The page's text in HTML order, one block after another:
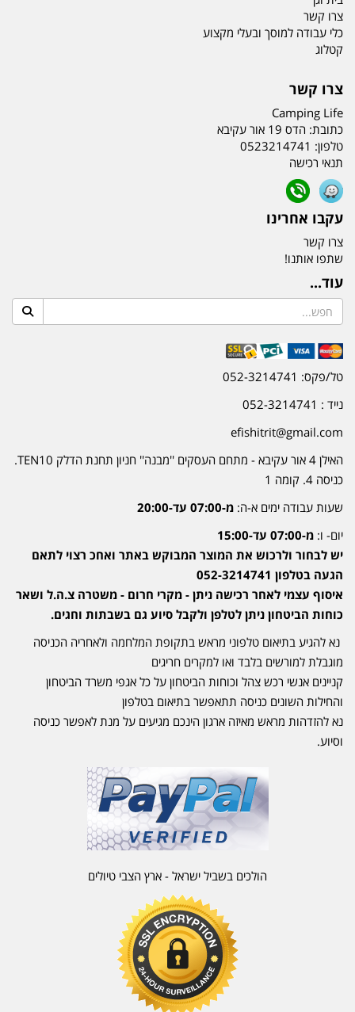
צרו קשר
כלי עבודה למוסך ובעלי מקצוע
קטלוג
צרו קשר
Camping Life
כתובת: הדס 19 אור עקיבא
טלפון: 0523214741
תנאי רכישה
עקבו אחרינו
צרו קשר
שתפו אותנו!
עוד...
טל/פקס: 052-3214741
נייד : 052-3214741
efishitrit@gmail.com
האילן 4 אור עקיבא - מתחם העסקים ''מבנה'' חניון תחנת הדלק TEN10.
כניסה 4. קומה 1
שעות עבודה ימים א-ה: מ-07:00 עד-20:00
יום- ו: מ-07:00 עד-15:00
יש לבחור ולרכוש את המוצר המבוקש באתר ואחכ רצוי לתאם
הגעה בטלפון 052-3214741
איסוף עצמי לאחר רכישה ניתן - מקרי חרום - משטרה צ.ה.ל ושאר
כוחות הביטחון ניתן לטלפן ולקבל סיוע גם בשבתות וחגים.
נא להגיע בתיאום טלפוני מראש בתקופת המלחמה ולאחריה הכניסה
מוגבלת למורשים בלבד ואו למקרים חריגים
קניינים אנשי רכש צהל וכוחות הביטחון על כל אגפי משרד הביטחון
והחילות השונים כניסה תתאפשר בתיאום בטלפון
נא להזדהות מראש מאיזה ארגון הינכם מגיעים על מנת לאפשר כניסה
וסיוע.
הולכים בשביל ישראל - ארץ הצבי טיולים